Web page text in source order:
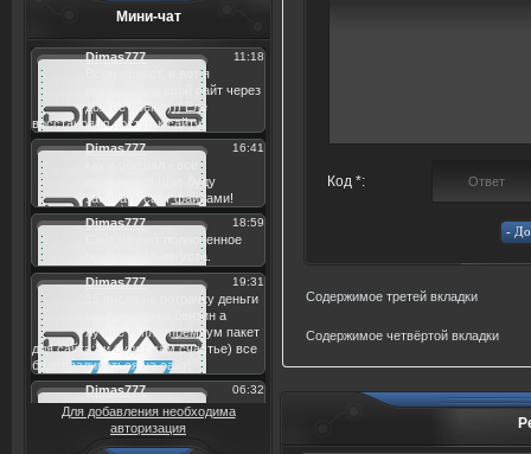
Мини-чат
Для добавления необходима
авторизация
Код *:
Содержимое третей вкладки
Содержимое четвёртой вкладки